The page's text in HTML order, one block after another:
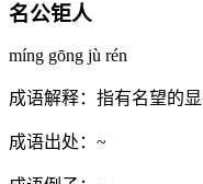
名公钜人
míng gōng jù rén
成语解释： 指有名望的显
成语出处： ~